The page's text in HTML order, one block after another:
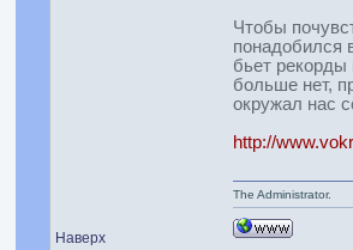
Чтобы
понадобился
бьет рекорды
больше нет,
окружал нас
http://
Наверх
The Administrator.